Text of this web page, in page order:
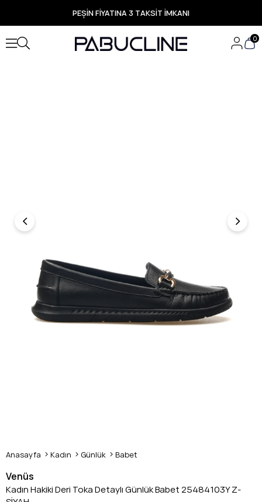
PEŞİN FİYATINA 3 TAKSİT İMKANI
TÜM ÜRÜNLERDE ÜCRETSİZ KARGO
Yeni Sezon Ürünlerde Özel Fırsatlar
Seçili Ürünlerde Hızlı Teslimat
0
Anasayfa Kadın Günlük Babet
Venüs
Kadın Hakiki Deri Toka Detaylı Günlük Babet 25484103Y Z-